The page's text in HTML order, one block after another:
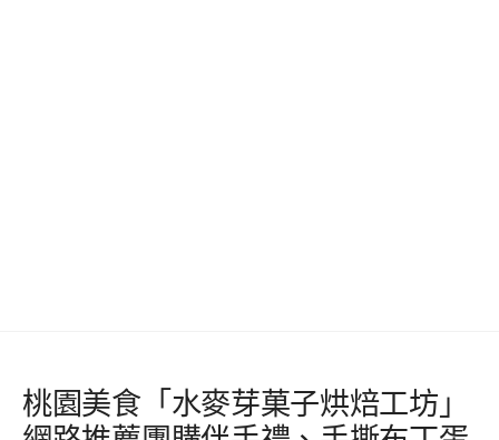
桃園美食「水麥芽菓子烘焙工坊」